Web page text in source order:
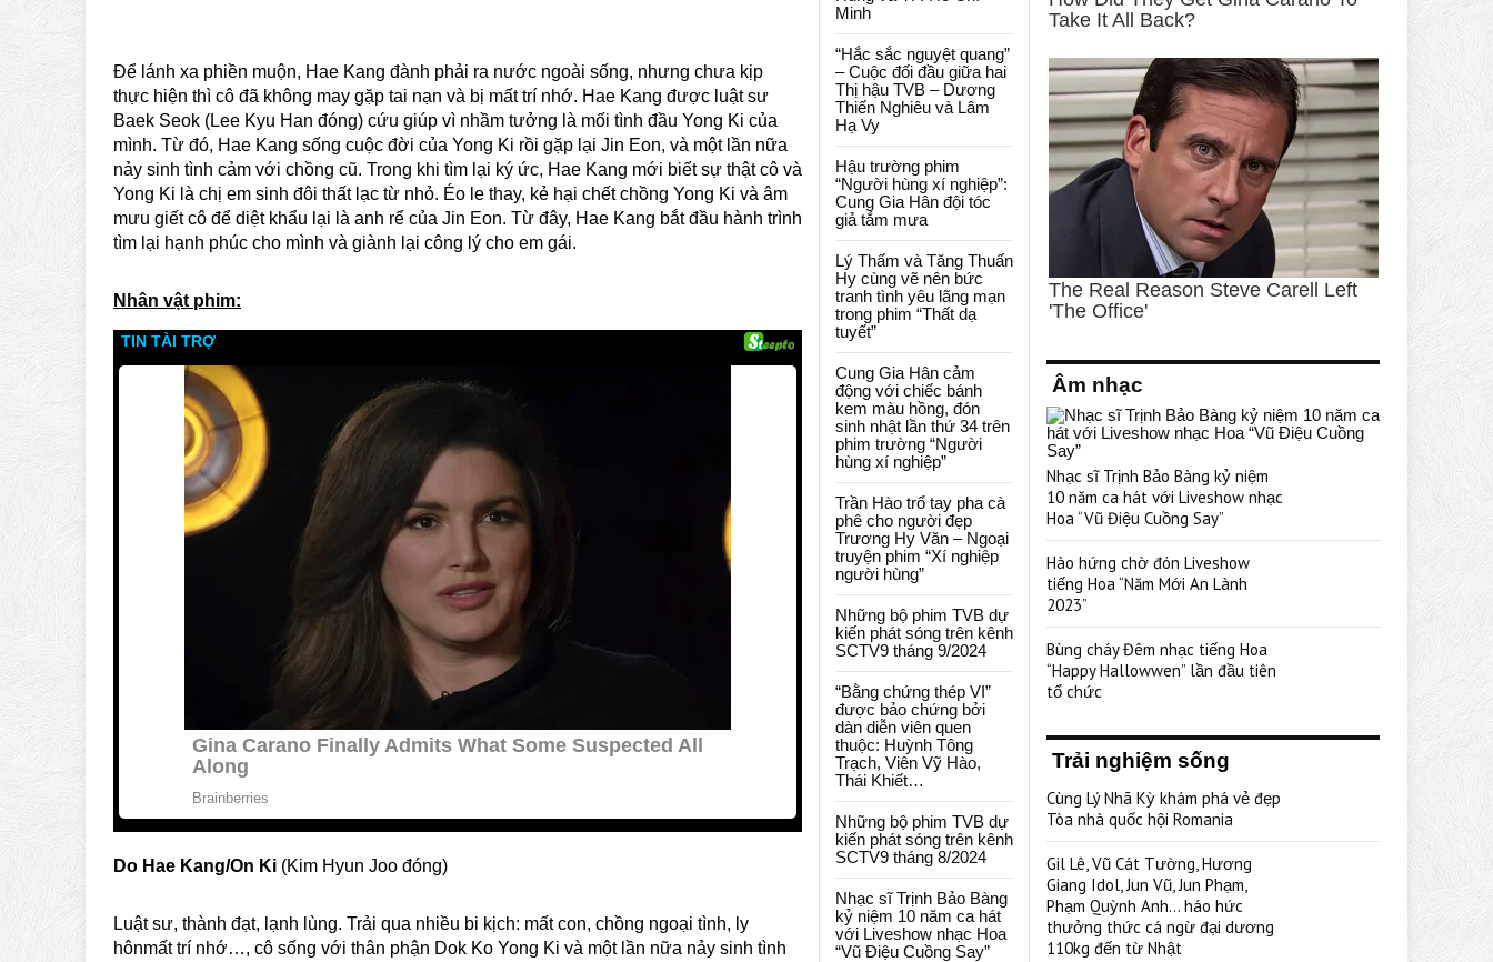
Để lánh xa phiền muộn, Hae Kang đành phải ra nước ngoài sống, nhưng chưa kịp
thực hiện thì cô đã không may gặp tai nạn và bị mất trí nhớ. Hae Kang được luật sư
Baek Seok (Lee Kyu Han đóng) cứu giúp vì nhầm tưởng là mối tình đầu Yong Ki của
mình. Từ đó, Hae Kang sống cuộc đời của Yong Ki rồi gặp lại Jin Eon, và một lần nữa
nảy sinh tình cảm với chồng cũ. Trong khi tìm lại ký ức, Hae Kang mới biết sự thật cô và
Yong Ki là chị em sinh đôi thất lạc từ nhỏ. Éo le thay, kẻ hại chết chồng Yong Ki và âm
mưu giết cô để diệt khẩu lại là anh rể của Jin Eon. Từ đây, Hae Kang bắt đầu hành trình
tìm lại hạnh phúc cho mình và giành lại công lý cho em gái.
Nhân vật phim:
Do Hae Kang/On Ki (Kim Hyun Joo đóng)
Luật sư, thành đạt, lạnh lùng. Trải qua nhiều bi kịch: mất con, chồng ngoại tình, ly
hônmất trí nhớ…, cô sống với thân phận Dok Ko Yong Ki và một lần nữa nảy sinh tình
Minh
“Hắc sắc nguyệt quang”
– Cuộc đối đầu giữa hai
Thị hậu TVB – Dương
Thiến Nghiêu và Lâm
Hạ Vy
Hậu trường phim
“Người hùng xí nghiệp”:
Cung Gia Hân đội tóc
giả tắm mưa
Lý Thấm và Tăng Thuấn
Hy cùng vẽ nên bức
tranh tình yêu lãng mạn
trong phim “Thất dạ
tuyết”
Cung Gia Hân cảm
động với chiếc bánh
kem màu hồng, đón
sinh nhật lần thứ 34 trên
phim trường “Người
hùng xí nghiệp”
Trần Hào trổ tay pha cà
phê cho người đẹp
Trương Hy Văn – Ngoại
truyện phim “Xí nghiệp
người hùng”
Những bộ phim TVB dự
kiến phát sóng trên kênh
SCTV9 tháng 9/2024
“Bằng chứng thép VI”
được bảo chứng bởi
dàn diễn viên quen
thuộc: Huỳnh Tông
Trạch, Viên Vỹ Hào,
Thái Khiết…
Những bộ phim TVB dự
kiến phát sóng trên kênh
SCTV9 tháng 8/2024
Nhạc sĩ Trịnh Bảo Bàng
kỷ niệm 10 năm ca hát
với Liveshow nhạc Hoa
“Vũ Điệu Cuồng Say”
Âm nhạc
Nhạc sĩ Trịnh Bảo Bàng kỷ niệm
10 năm ca hát với Liveshow nhạc
Hoa “Vũ Điệu Cuồng Say”
Hào hứng chờ đón Liveshow
tiếng Hoa “Năm Mới An Lành
2023”
Bùng cháy Đêm nhạc tiếng Hoa
“Happy Hallowwen” lần đầu tiên
tổ chức
Trải nghiệm sống
Cùng Lý Nhã Kỳ khám phá vẻ đẹp
Tòa nhà quốc hội Romania
Gil Lê, Vũ Cát Tường, Hương
Giang Idol, Jun Vũ, Jun Phạm,
Phạm Quỳnh Anh… háo hức
thưởng thức cá ngừ đại dương
110kg đến từ Nhật